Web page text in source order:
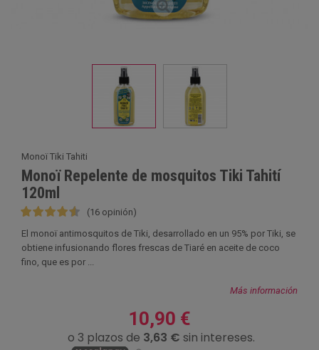
Monoï Tiki Tahiti
Monoï Repelente de mosquitos Tiki Tahití
120ml
(16 opinión)
El monoï antimosquitos de Tiki, desarrollado en un 95% por Tiki, se
obtiene infusionando flores frescas de Tiaré en aceite de coco
fino, que es por ...
Más información
10,90 €